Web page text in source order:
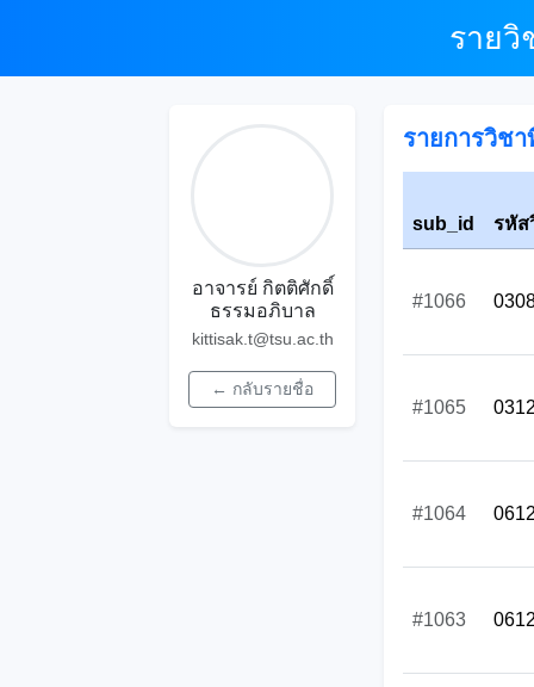
ราย
อาจารย์ กิตติศักดิ์
ธรรมอภิบาล
kittisak.t@tsu.ac.th
← กลับรายชื่อ
รายการวิช
sub_id รหัส
#1066
#1065
#1064
#1063